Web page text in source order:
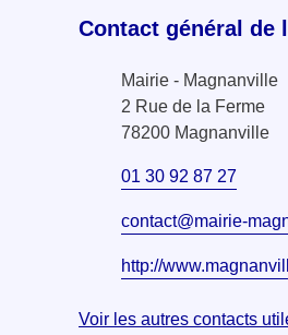
Contact général de
Mairie - Magnanville
2 Rue de la Ferme
78200 Magnanville
01 30 92 87 27
contact@mairie-
http://
Voir les autres contacts